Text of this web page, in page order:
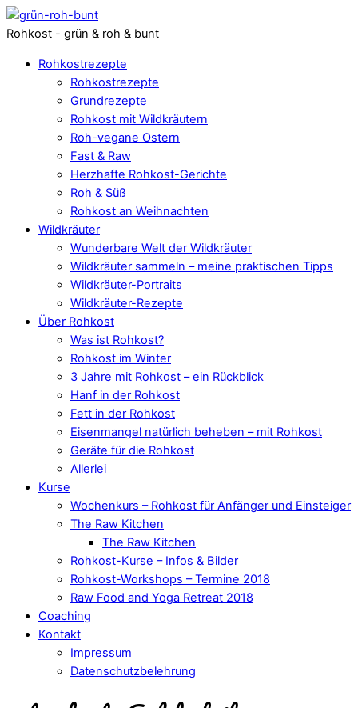
Rohkost - grün & roh & bunt
Rohkostrezepte
Rohkostrezepte
Grundrezepte
Rohkost mit Wildkräutern
Roh-vegane Ostern
Fast & Raw
Herzhafte Rohkost-Gerichte
Roh & Süß
Rohkost an Weihnachten
Wildkräuter
Wunderbare Welt der Wildkräuter
Wildkräuter sammeln – meine praktischen Tipps
Wildkräuter-Portraits
Wildkräuter-Rezepte
Über Rohkost
Was ist Rohkost?
Rohkost im Winter
3 Jahre mit Rohkost – ein Rückblick
Hanf in der Rohkost
Fett in der Rohkost
Eisenmangel natürlich beheben – mit Rohkost
Geräte für die Rohkost
Allerlei
Kurse
Wochenkurs – Rohkost für Anfänger und Einsteiger
The Raw Kitchen
The Raw Kitchen
Rohkost-Kurse – Infos & Bilder
Rohkost-Workshops – Termine 2018
Raw Food and Yoga Retreat 2018
Coaching
Kontakt
Impressum
Datenschutzbelehrung